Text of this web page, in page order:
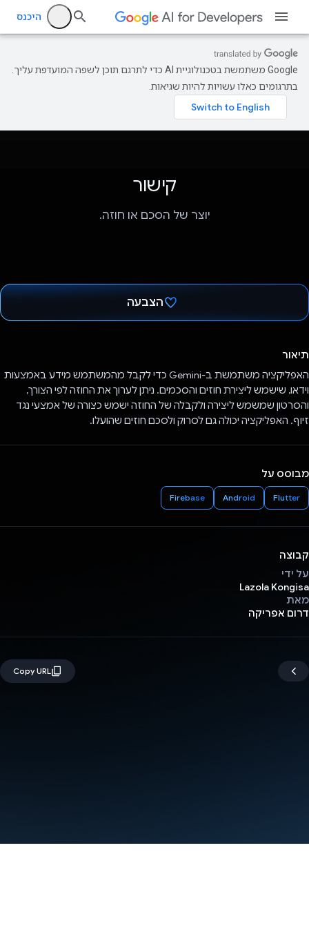
היכנס
‫Google משתמשת בטכנולוגיית AI כדי לתרגם תוכן לשפה המועדפת עליך.
בתרגומים כאלו עשויות להיות שגיאות.
קישור
יוצר של הסכם או חוזה.
הצבעה
תיאור
האפליקציה משתמשת ב-Gemini כדי לקבל מהמשתמש מידע באמצעות
וידאו, שישמש ליצירת חוזים והסכמים. ניתן לערוך את החוזה לפי הצורך,
והסרטון שמשמש ליצירה ולקבלה של החוזה ישמש כצורה של אמצעי נגד
זיוף. האפליקציה יכולה גם לסרוק ולסכם חוזים שהועלו.
מבוסס על
Flutter
Android
Firebase
קבוצה
על ידי
Lazola Kongisa
מאת
דרום אפריקה